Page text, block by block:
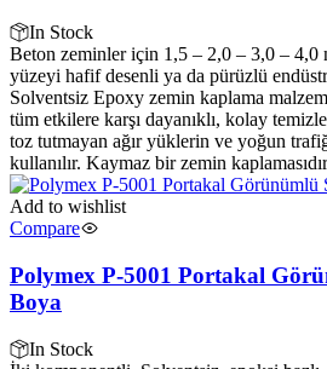
In Stock
Beton zeminler için 1,5 – 2,0 – 3,0 – 4,0
yüzeyi hafif desenli ya da pürüzlü
Solventsiz Epoxy zemin kaplama
tüm etkilere karşı dayanıklı, kolay
toz tutmayan ağır yüklerin ve yoğun
kullanılır. Kaymaz bir zemin
Add to wishlist
Compare
Polymex P-5001 Portakal
Boya
In Stock